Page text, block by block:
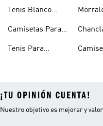
Tenis Blanco
Camisetas Para
Tenis Para
¡TU OPINIÓN CUENTA!
Nuestro objetivo es mejorar y